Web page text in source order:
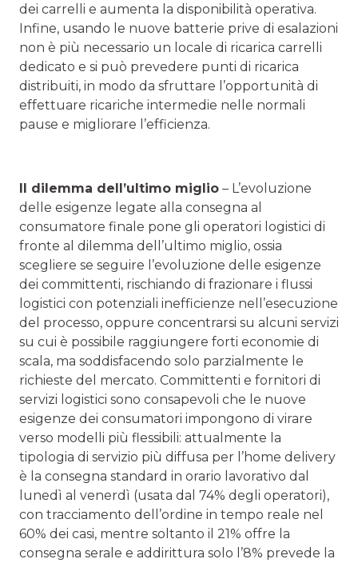
dei carrelli e aumenta la disponibilità operativa.
Infine, usando le nuove batterie prive di esalazioni
non è più necessario un locale di ricarica carrelli
dedicato e si può prevedere punti di ricarica
distribuiti, in modo da sfruttare l’opportunità di
effettuare ricariche intermedie nelle normali
pause e migliorare l’efficienza.
Il dilemma dell’ultimo miglio – L’evoluzione
delle esigenze legate alla consegna al
consumatore finale pone gli operatori logistici di
fronte al dilemma dell’ultimo miglio, ossia
scegliere se seguire l’evoluzione delle esigenze
dei committenti, rischiando di frazionare i flussi
logistici con potenziali inefficienze nell’esecuzione
del processo, oppure concentrarsi su alcuni servizi
su cui è possibile raggiungere forti economie di
scala, ma soddisfacendo solo parzialmente le
richieste del mercato. Committenti e fornitori di
servizi logistici sono consapevoli che le nuove
esigenze dei consumatori impongono di virare
verso modelli più flessibili: attualmente la
tipologia di servizio più diffusa per l’home delivery
è la consegna standard in orario lavorativo dal
lunedì al venerdì (usata dal 74% degli operatori),
con tracciamento dell’ordine in tempo reale nel
60% dei casi, mentre soltanto il 21% offre la
consegna serale e addirittura solo l’8% prevede la